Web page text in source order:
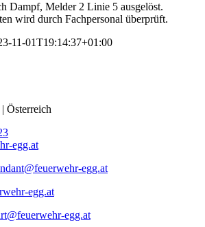
Dampf, Melder 2 Linie 5 ausgelöst.
wird durch Fachpersonal überprüft.
11-01T19:14:37+01:00
Österreich
egg.at
egg.at
egg.at
egg.at